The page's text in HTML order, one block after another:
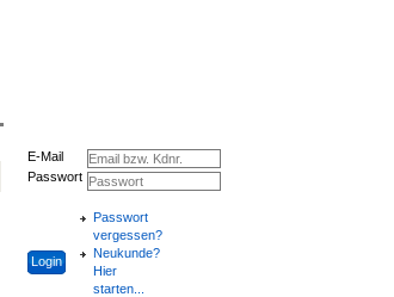
E-Mail
Passwort
Passwort
vergessen?
Neukunde?
Hier
starten...